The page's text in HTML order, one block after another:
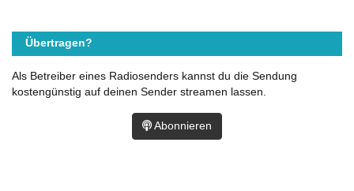
Übertragen?
Als Betreiber eines Radiosenders kannst du die Sendung
kostengünstig auf deinen Sender streamen lassen.
Abonnieren